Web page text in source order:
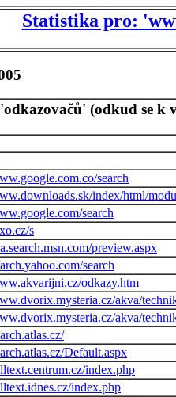
Statistika pro:
(odkud se k
search
index/html/
search
s
preview.aspx
search
odkazy.htm
akva/
akva/
Default.aspx
index.php
index.php